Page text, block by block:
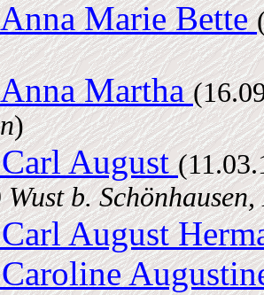
Marie Bette
Martha
)
August
Wust b.
August